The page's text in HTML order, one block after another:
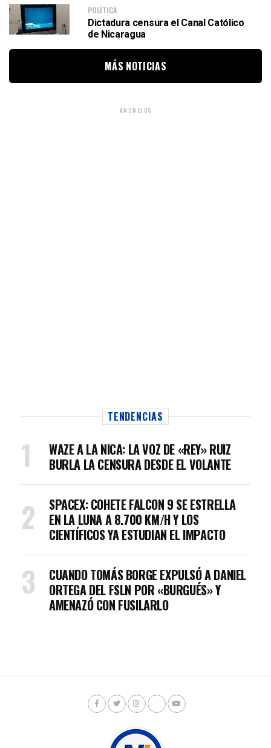
POLÍTICA
Dictadura censura el Canal Católico
de Nicaragua
MÁS NOTICIAS
ANUNCIOS
TENDENCIAS
WAZE A LA NICA: LA VOZ DE «REY» RUIZ
BURLA LA CENSURA DESDE EL VOLANTE
SPACEX: COHETE FALCON 9 SE ESTRELLA
EN LA LUNA A 8.700 KM/H Y LOS
CIENTÍFICOS YA ESTUDIAN EL IMPACTO
CUANDO TOMÁS BORGE EXPULSÓ A DANIEL
ORTEGA DEL FSLN POR «BURGUÉS» Y
AMENAZÓ CON FUSILARLO